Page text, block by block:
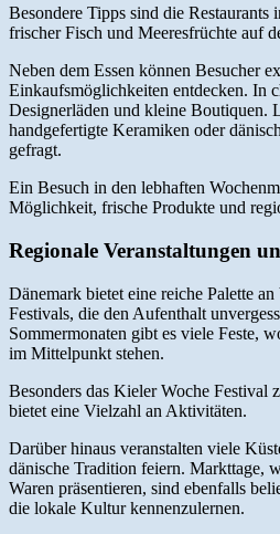
Besondere Tipps sind die Restaurants
frischer Fisch und Meeresfrüchte auf
Neben dem Essen können Besucher
Einkaufsmöglichkeiten entdecken. In
Designerläden und kleine Boutiquen.
handgefertigte Keramiken oder
gefragt.
Ein Besuch in den lebhaften
Möglichkeit, frische Produkte und
Regionale Veranstaltungen
Dänemark bietet eine reiche Palette
Festivals, die den Aufenthalt
Sommermonaten gibt es viele Feste,
im Mittelpunkt stehen.
Besonders das Kieler Woche Festival
bietet eine Vielzahl an Aktivitäten.
Darüber hinaus veranstalten viele
dänische Tradition feiern. Markttage,
Waren präsentieren, sind ebenfalls
die lokale Kultur kennenzulernen.